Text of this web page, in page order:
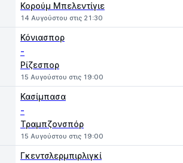
Κορούμ Μπελεντίγιε
14 Αυγούστου στις 21:30
Κόνιασπορ
-
Ρίζεσπορ
15 Αυγούστου στις 19:00
Κασίμπασα
-
Τραμπζονσπόρ
15 Αυγούστου στις 19:00
Γκεντσλερμπιρλιγκί